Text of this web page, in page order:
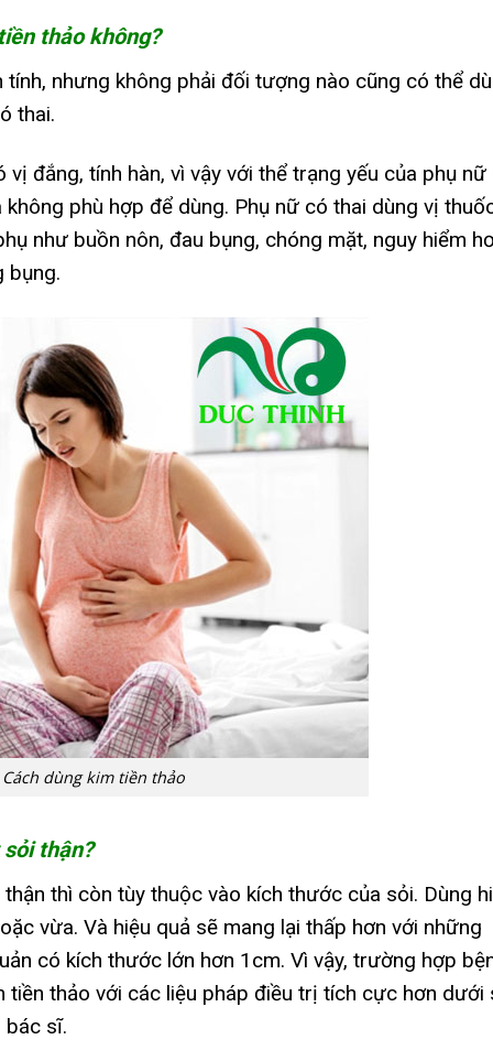
thảo không?
nhưng không phải đối tượng nào cũng có thể
thai.
đắng, tính hàn, vì vậy với thể trạng yếu của phụ nữ
phù hợp để dùng. Phụ nữ có thai dùng vị
như buồn nôn, đau bụng, chóng mặt, nguy hiểm
bụng.
Cách dùng kim tiền thảo
thận?
thì còn tùy thuộc vào kích thước của sỏi. Dùng
vừa. Và hiệu quả sẽ mang lại thấp hơn với những
có kích thước lớn hơn 1cm. Vì vậy, trường hợp
tiền thảo với các liệu pháp điều trị tích cực hơn dưới
bác sĩ.